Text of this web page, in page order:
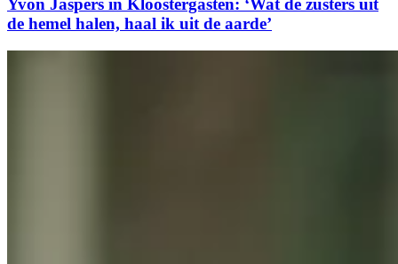
Yvon Jaspers in Kloostergasten: ‘Wat de zusters uit
de hemel halen, haal ik uit de aarde’